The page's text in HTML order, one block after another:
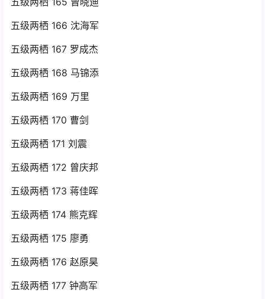
五级两栖 166 沈海军
五级两栖 167 罗成杰
五级两栖 168 马锦添
五级两栖 169 万里
五级两栖 170 曹剑
五级两栖 171 刘震
五级两栖 172 曾庆邦
五级两栖 173 蒋佳晖
五级两栖 174 熊克辉
五级两栖 175 廖勇
五级两栖 176 赵原昊
五级两栖 177 钟高军